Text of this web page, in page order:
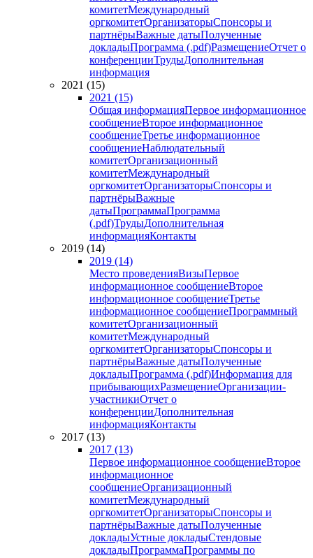
комитетМеждународный
оргкомитетОрганизаторыСпонсоры и
партнёрыВажные датыПолученные
докладыПрограмма (.pdf)РазмещениеОтчет о
конференцииТрудыДополнительная
информация
2021 (15)
2021 (15)
Общая информацияПервое информационное
сообщениеВторое информационное
сообщениеТретье информационное
сообщениеНаблюдательный
комитетОрганизационный
комитетМеждународный
оргкомитетОрганизаторыСпонсоры и
партнёрыВажные
датыПрограммаПрограмма
(.pdf)ТрудыДополнительная
информацияКонтакты
2019 (14)
2019 (14)
Место проведенияВизыПервое
информационное сообщениеВторое
информационное сообщениеТретье
информационное сообщениеПрограммный
комитетОрганизационный
комитетМеждународный
оргкомитетОрганизаторыСпонсоры и
партнёрыВажные датыПолученные
докладыПрограмма (.pdf)Информация для
прибывающихРазмещениеОрганизации-
участникиОтчет о
конференцииДополнительная
информацияКонтакты
2017 (13)
2017 (13)
Первое информационное сообщениеВторое
информационное
сообщениеОрганизационный
комитетМеждународный
оргкомитетОрганизаторыСпонсоры и
партнёрыВажные датыПолученные
докладыУстные докладыСтендовые
докладыПрограммаПрограммы по